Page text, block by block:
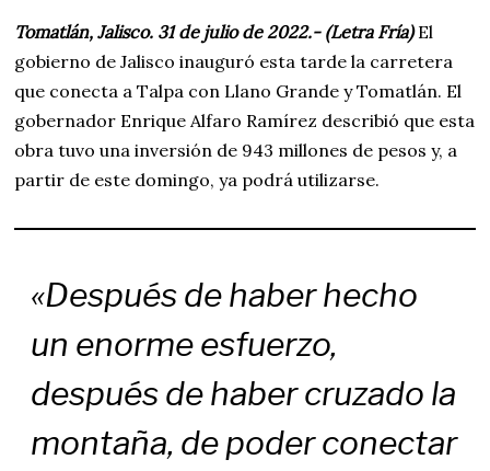
Tomatlán, Jalisco. 31 de julio de 2022.- (Letra Fría)El
gobierno de Jalisco inauguró esta tarde la carretera
que conecta a Talpa con Llano Grande y Tomatlán. El
gobernador Enrique Alfaro Ramírez describió que esta
obra tuvo una inversión de 943 millones de pesos y, a
partir de este domingo, ya podrá utilizarse.
«Después de haber hecho
un enorme esfuerzo,
después de haber cruzado la
montaña, de poder conectar